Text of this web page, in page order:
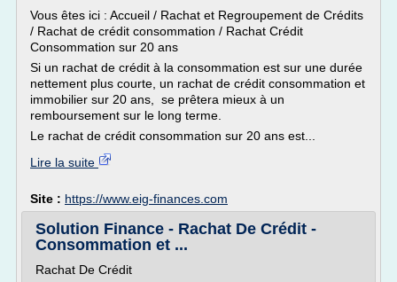
Vous êtes ici : Accueil / Rachat et Regroupement de Crédits
/ Rachat de crédit consommation / Rachat Crédit
Consommation sur 20 ans
Si un rachat de crédit à la consommation est sur une durée
nettement plus courte, un rachat de crédit consommation et
immobilier sur 20 ans, se prêtera mieux à un
remboursement sur le long terme.
Le rachat de crédit consommation sur 20 ans est...
Lire la suite
Site : https://www.eig-finances.com
Solution Finance - Rachat De Crédit -
Consommation et ...
Rachat De Crédit